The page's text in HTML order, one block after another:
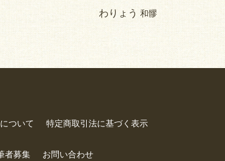
わりょう和髎
ついて 特定商取引法に基づく表示
者募集 お問い合わせ